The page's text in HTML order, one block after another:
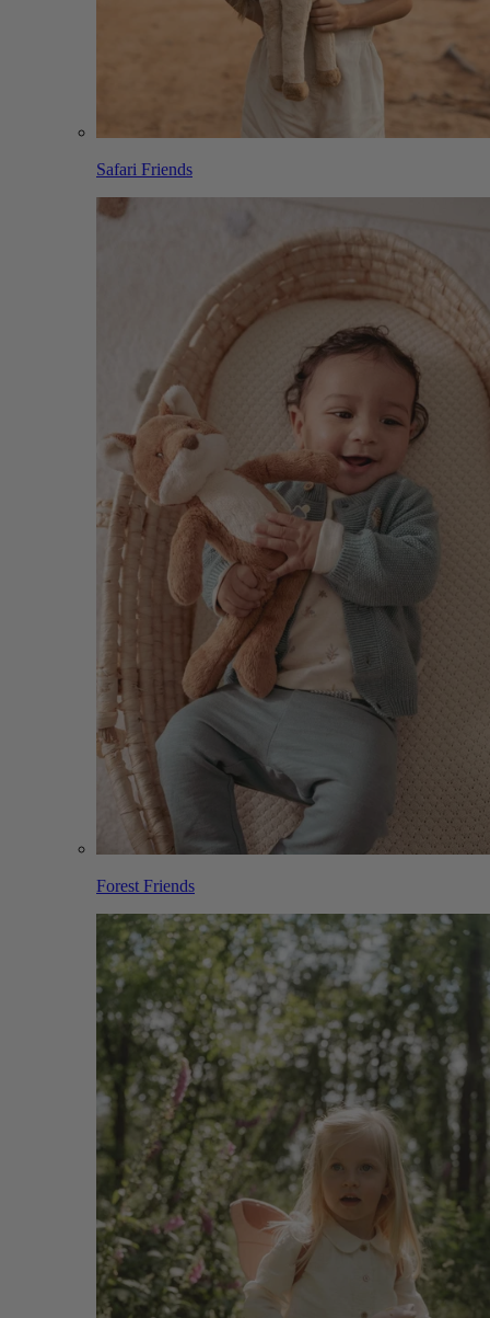
Safari Friends
Forest Friends